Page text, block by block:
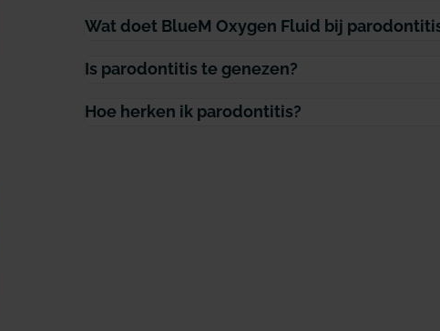
Wat doet BlueM Oxygen Fluid bij
Is parodontitis te genezen?
Hoe herken ik parodontitis?